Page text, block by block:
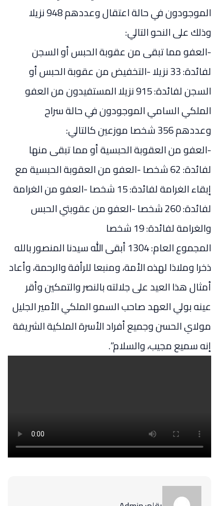
الموجودون في حالة اعتقال وعددهم 948 نزيلا
وذلك على النحو التالي:
-العفو مما تبقى من عقوبة الحبس أو السجن
لفائدة: 33 نزيلا -التخفيض من عقوبة الحبس أو
السجن لفائدة: 915 نزيلا المستفيدون من العفو
الملكي السامي الموجودون في حالة سراح
وعددهم 356 شخصا موزعين كالتالي:
-العفو من العقوبة الحبسية أو مما تبقى منها
لفائدة: 62 شخصا -العفو من العقوبة الحبسية مع
إبقاء الغرامة لفائدة: 15 شخصا -العفو من الغرامة
لفائدة: 260 شخصا -العفو من عقوبتي الحبس
والغرامة لفائدة: 19 شخصا
المجموع العام: 1304 أبقى الله سيدنا المنصور بالله
ذخرا وملاذا لهذه الأمة، ومنبعا للرأفة والرحمة، وأعاد
أمثال هذا العيد على جلالته بالنصر والتمكين وأقر
عينه بولي العهد صاحب السمو الملكي الأمير الجليل
مولاي الحسن وجميع أفراد الأسرة الملكية الشريفة
إنه سميع مجيب، والسلام”.